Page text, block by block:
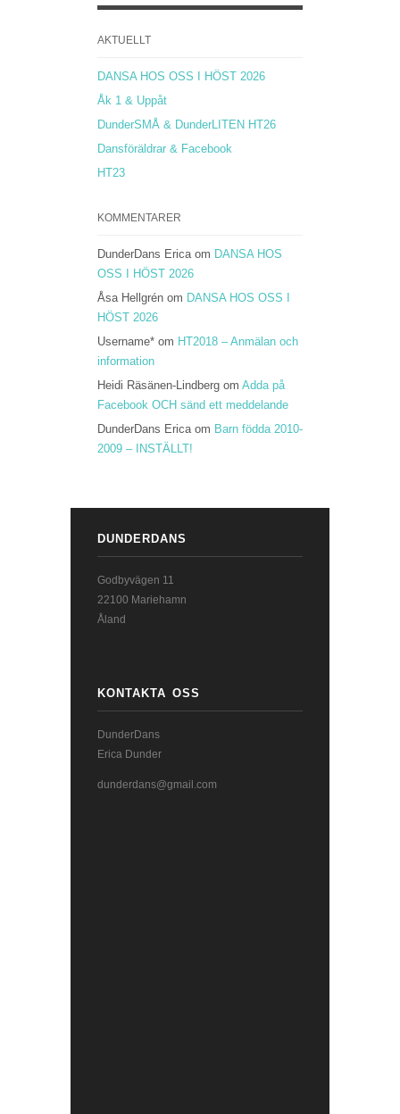
AKTUELLT
DANSA HOS OSS I HÖST 2026
Åk 1 & Uppåt
DunderSMÅ & DunderLITEN HT26
Dansföräldrar & Facebook
HT23
KOMMENTARER
DunderDans Ericaom DANSA HOS
OSS I HÖST 2026
Åsa Hellgrén om DANSA HOS OSS I
HÖST 2026
Username* om HT2018 – Anmälan och
information
Heidi Räsänen-Lindberg om Adda på
Facebook OCH sänd ett meddelande
DunderDans Ericaom Barn födda 2010-
2009 – INSTÄLLT!
DUNDERDANS
Godbyvägen 11
22100 Mariehamn
Åland
KONTAKTA OSS
DunderDans
Erica Dunder
dunderdans@gmail.com